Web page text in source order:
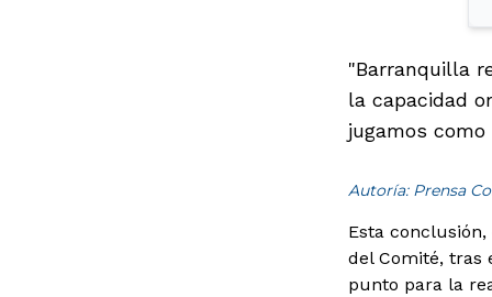
"Barranquilla
la capacidad
jugamos
Autoría: Prensa
Esta
del Comité, tras
punto para la